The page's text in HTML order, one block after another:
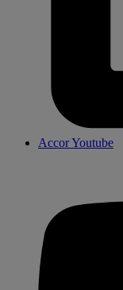
Accor Youtube